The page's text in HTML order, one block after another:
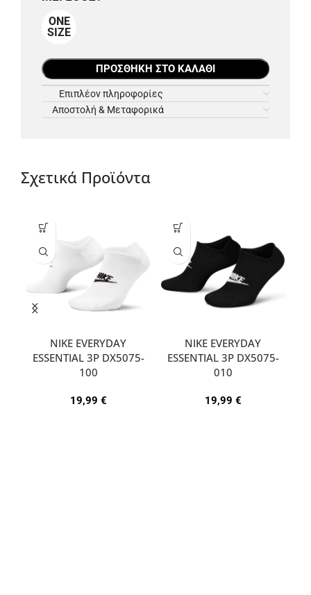
ONE
SIZE
ΠΡΟΣΘΉΚΗ ΣΤΟ ΚΑΛΆΘΙ
Επιπλέον πληροφορίες
Αποστολή & Μεταφορικά
Σχετικά Προϊόντα
NIKE EVERYDAY
ESSENTIAL 3P DX5075-
100
19,99 €
NIKE EVERYDAY
ESSENTIAL 3P DX5075-
010
19,99 €